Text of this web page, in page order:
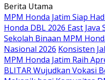
Langsung
ke
konten
Berita Utama
MPM Honda Jatim Siap
Honda DBL 2026 East Java
Sekolah Binaan MPM
Nasional 2026 Konsisten
MPM Honda Jatim Raih
BLITAR Wujudkan Vokasi